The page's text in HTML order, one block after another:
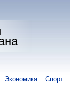
Экономика Спорт